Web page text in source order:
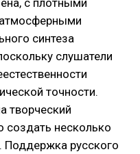
с плотными
синтеза
слушатели
точности.
творческий
создать несколько
Поддержка русского